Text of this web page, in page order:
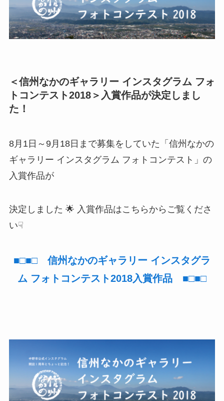
＜信州なかのギャラリー インスタグラム フォ
トコンテスト2018＞入賞作品が決定しまし
た！
8月1日～9月18日まで募集をしていた「信州なかの
ギャラリー インスタグラム フォトコンテスト」の
入賞作品が
決定しました 🌟 入賞作品はこちらからご覧くださ
い☟
■□■□ 信州なかのギャラリー インスタグラ
ム フォトコンテスト2018入賞作品 ■□■□